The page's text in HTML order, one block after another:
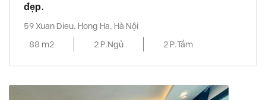
đẹp.
59 Xuan Dieu, Hong Ha, Hà Nội
88 m2
2 P.Ngủ 2 P.Tắm